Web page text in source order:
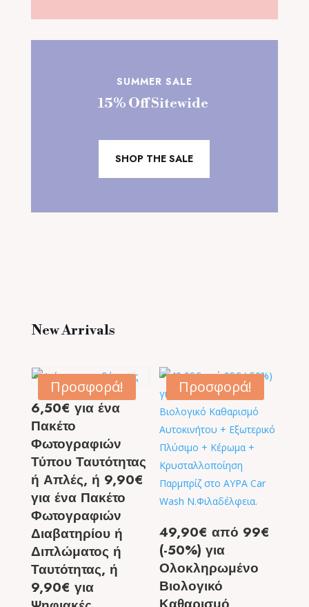
SUMMER SALE
15% Off Sitewide
SHOP THE SALE
New Arrivals
Προσφορά!
6,50€ για ένα
Πακέτο
Φωτογραφιών
Τύπου Ταυτότητας
ή Απλές, ή 9,90€
για ένα Πακέτο
Φωτογραφιών
Διαβατηρίου ή
Διπλώματος ή
Ταυτότητας, ή
9,90€ για
Προσφορά!
49,90€ από 99€
(-50%) για
Ολοκληρωμένο
Βιολογικό